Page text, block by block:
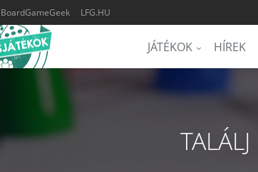
BoardGameGeek LFG.HU
JÁTÉKOK HÍREK
TALÁLJ